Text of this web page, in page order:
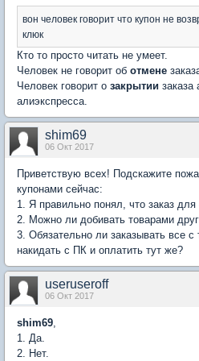
вон человек говорит что купон не
клюк
Кто то просто читать не умеет.
Человек не говорит об отмене
Человек говорит о закрытии заказа
алиэкспресса.
shim69
06 Окт 2017
Приветствую всех! Подскажите
купонами сейчас:
1. Я правильно понял, что заказ
2. Можно ли добивать товарами
3. Обязательно ли заказывать все
накидать с ПК и оплатить тут же?
useruseroff
06 Окт 2017
shim69
1. Да.
2. Нет.